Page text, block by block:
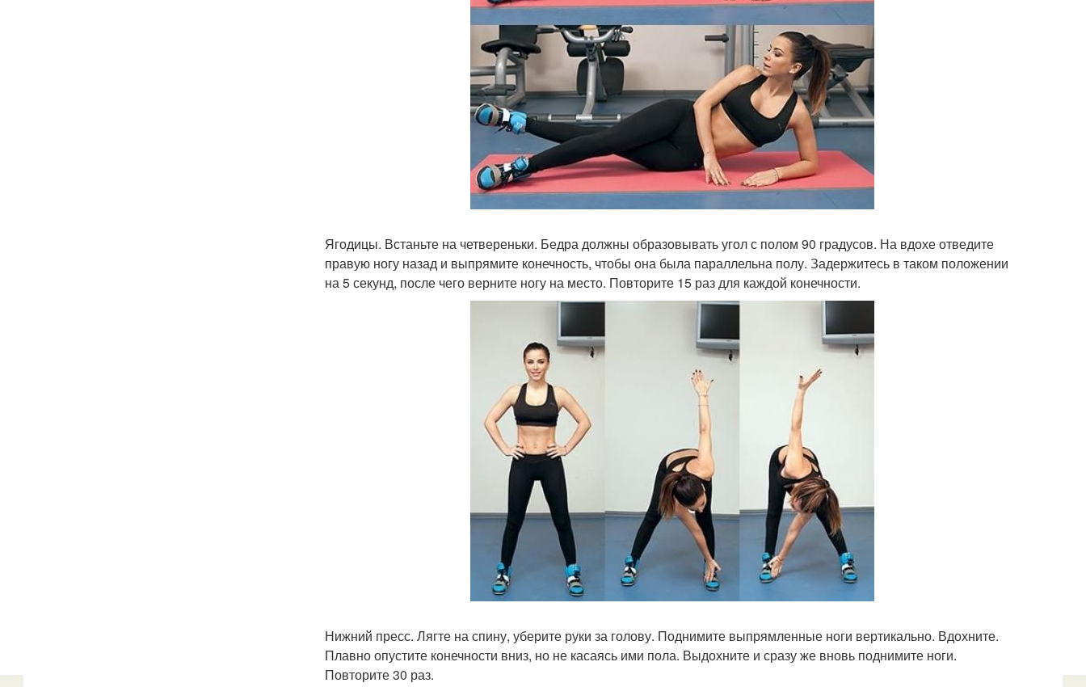
Ягодицы. Встаньте на четвереньки. Бедра должны образовывать угол с полом 90 градусов. На вдохе отведите
правую ногу назад и выпрямите конечность, чтобы она была параллельна полу. Задержитесь в таком положении
на 5 секунд, после чего верните ногу на место. Повторите 15 раз для каждой конечности.
Нижний пресс. Лягте на спину, уберите руки за голову. Поднимите выпрямленные ноги вертикально. Вдохните.
Плавно опустите конечности вниз, но не касаясь ими пола. Выдохните и сразу же вновь поднимите ноги.
Повторите 30 раз.